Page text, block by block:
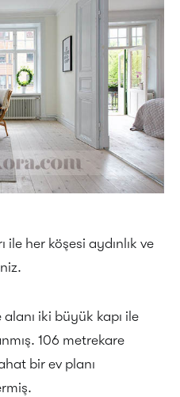
ile her köşesi aydınlık ve
iki büyük kapı ile
106 metrekare
bir ev planı